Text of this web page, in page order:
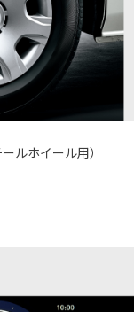
ルホイール用）